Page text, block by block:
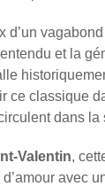
d’un
et la
ce classique
dans la
Valentin,
avec